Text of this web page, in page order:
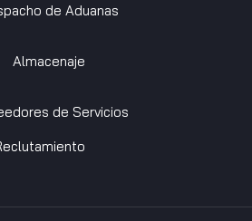
de Aduanas
Almacenaje
de Servicios